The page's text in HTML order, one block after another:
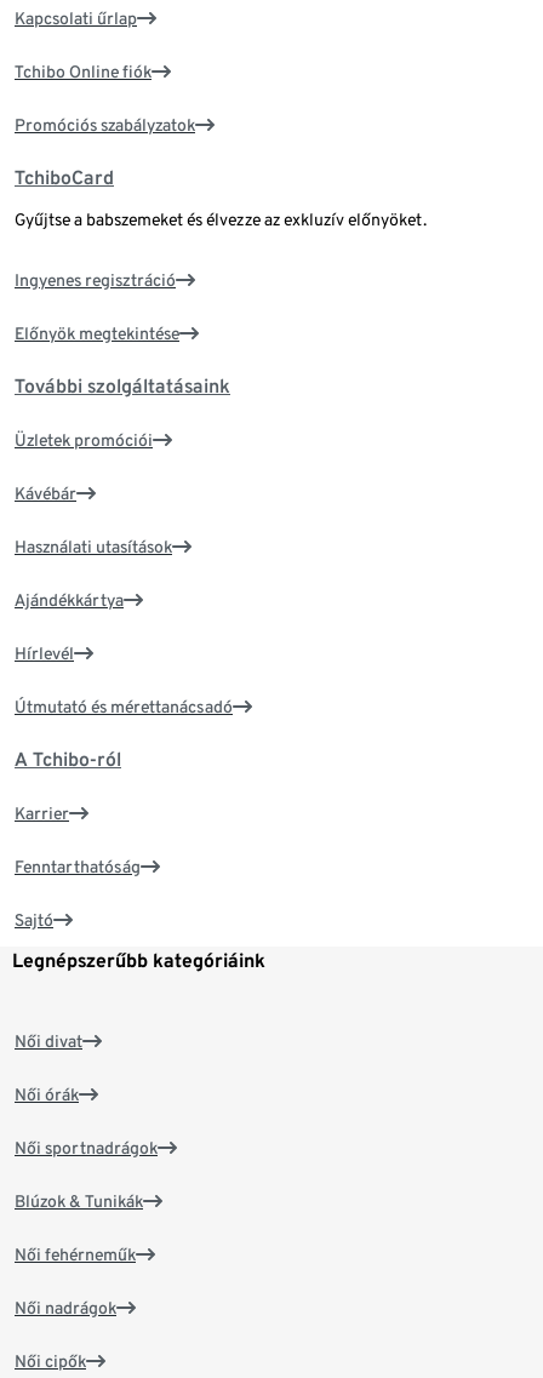
Kapcsolati űrlap
Tchibo Online fiók
Promóciós szabályzatok
TchiboCard
Gyűjtse a babszemeket és élvezze az exkluzív előnyöket.
Ingyenes regisztráció
Előnyök megtekintése
További szolgáltatásaink
Üzletek promóciói
Kávébár
Használati utasítások
Ajándékkártya
Hírlevél
Útmutató és mérettanácsadó
A Tchibo-ról
Karrier
Fenntarthatóság
Sajtó
Legnépszerűbb kategóriáink
Női divat
Női órák
Női sportnadrágok
Blúzok & Tunikák
Női fehérneműk
Női nadrágok
Női cipők